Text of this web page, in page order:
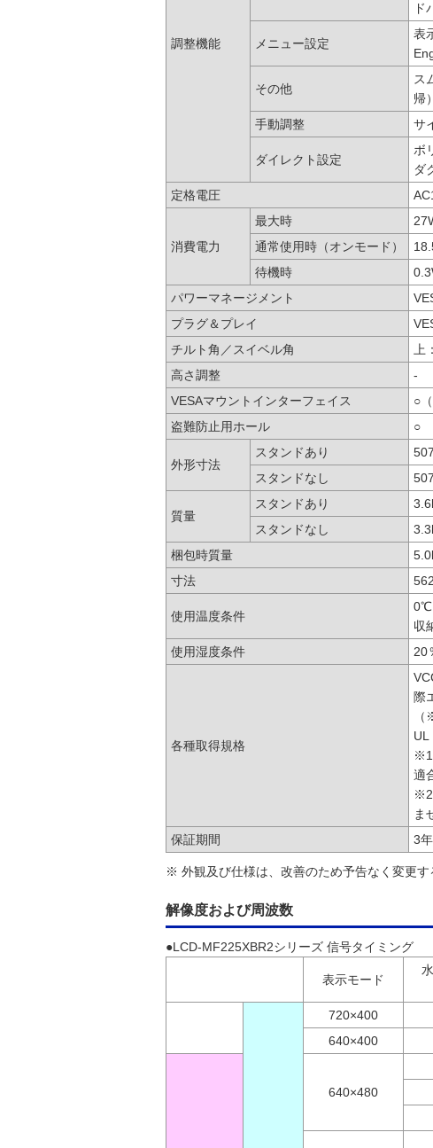
調整機能
ド
メニュー設定
表
その他
ス
帰
手動調整
サ
ダイレクト設定
ボ
ダ
定格電圧
消費電力
最大時
通常使用時（オンモード）
待機時
パワーマネージメント
プラグ＆プレイ
チルト角／スイベル角
高さ調整
-
VESAマウントインターフェイス
○
盗難防止用ホール
○
外形寸法
スタンドあり
スタンドなし
質量
スタンドあり
スタンドなし
梱包時質量
寸法
使用温度条件
0℃
収
使用湿度条件
20
各種取得規格
際
UL
※1
適
※2
ま
保証期間
3
※ 外観及び仕様は、改善のため予告なく変更す
解像度および周波数
●LCD-MF225XBR2シリーズ 信号タイミング
表示モード
720×400
640×400
640×480